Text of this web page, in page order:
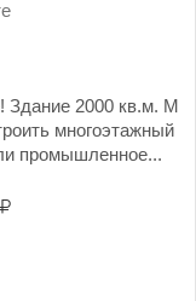
Здание 2000 кв.м. М
многоэтажный
промышленное...